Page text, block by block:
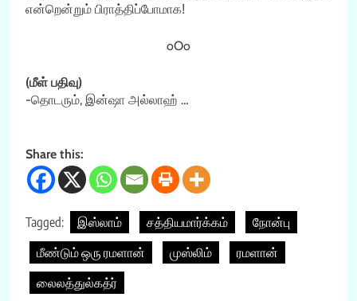
என்றென்றும் பிராத்திப்போமாக!
oOo
(மீள் பதிவு)
-தொடரும், இன்ஷா அல்லாஹ் …
Share this:
Tagged: இஸ்லாம் சத்தியமார்க்கம்
நோன்பு
மீண்டும் ஒரு ரமளான்
முஸ்லிம்
ரமளான்
லைலத்துல்கத்ர்